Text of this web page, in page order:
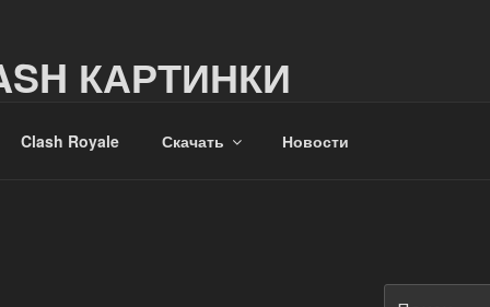
КАРТИНКИ
Clash Royale Скачать Новости